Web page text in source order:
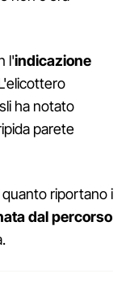
l'indicazione
ha notato
parete
riportano i
dal percorso